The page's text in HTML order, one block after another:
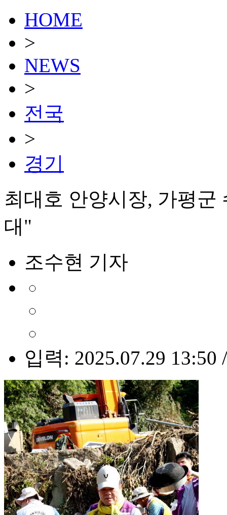
HOME
>
NEWS
>
전국
>
경기
최대호 안양시장, 가평
대"
조수현 기자
입력: 2025.07.29 13:50